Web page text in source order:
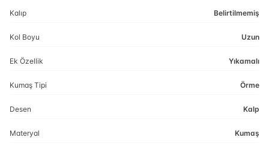
Kalıp Belirtilmemiş
Kol Boyu Uzun
Ek Özellik Yıkamalı
Kumaş Tipi Örme
Desen Kalp
Materyal Kumaş